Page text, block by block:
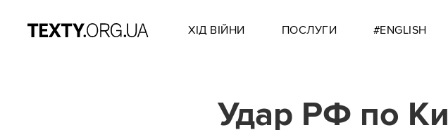
ХІД ВІЙНИ ПОСЛУГИ #ENGLISH
Удар РФ по